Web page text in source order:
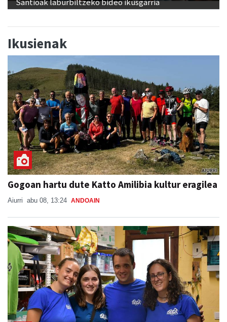
Ikusienak
Gogoan hartu dute Katto Amilibia kultur eragilea
Aiurri abu 08, 13:24 ANDOAIN